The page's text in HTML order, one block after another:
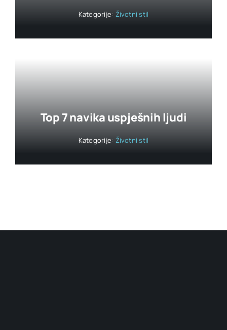
Kategorije: Životni stil
Top 7 navika uspješnih ljudi
Kategorije: Životni stil